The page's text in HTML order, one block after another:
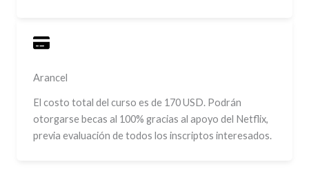
Arancel
El costo total del curso es de 170 USD. Podrán
otorgarse becas al 100% gracias al apoyo del Netflix,
previa evaluación de todos los inscriptos interesados.